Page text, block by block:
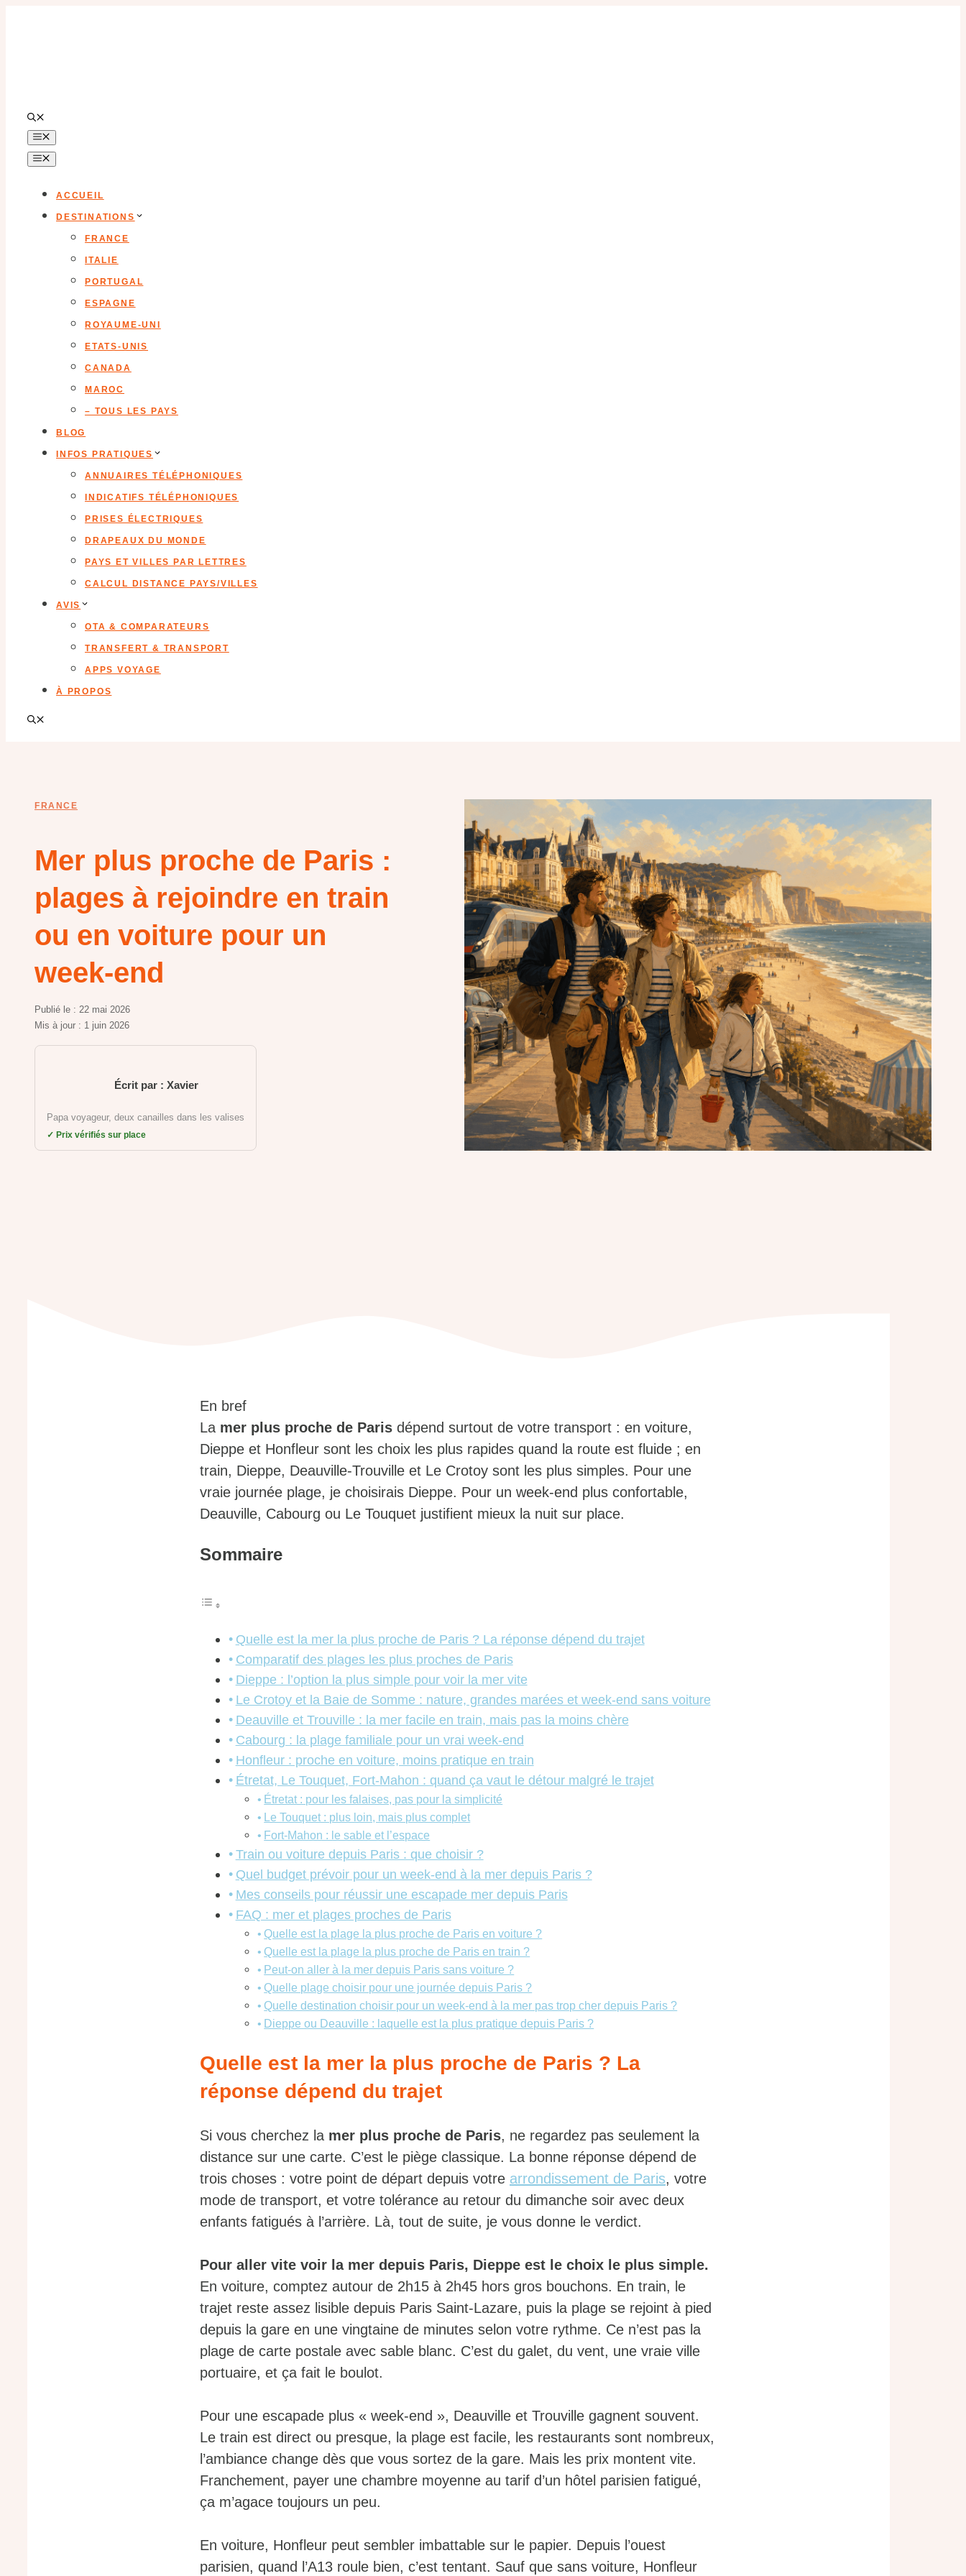
ACCUEIL
DESTINATIONS
FRANCE
ITALIE
PORTUGAL
ESPAGNE
ROYAUME-UNI
ETATS-UNIS
CANADA
MAROC
– TOUS LES PAYS
BLOG
INFOS PRATIQUES
ANNUAIRES TÉLÉPHONIQUES
INDICATIFS TÉLÉPHONIQUES
PRISES ÉLECTRIQUES
DRAPEAUX DU MONDE
PAYS ET VILLES PAR LETTRES
CALCUL DISTANCE PAYS/VILLES
AVIS
OTA & COMPARATEURS
TRANSFERT & TRANSPORT
APPS VOYAGE
À PROPOS
FRANCE
Mer plus proche de Paris :
plages à rejoindre en train
ou en voiture pour un
week-end
Publié le : 22 mai 2026
Mis à jour : 1 juin 2026
Écrit par : Xavier
Papa voyageur, deux canailles dans les valises
✓ Prix vérifiés sur place
En bref
La mer plus proche de Paris dépend surtout de votre transport : en voiture,
Dieppe et Honfleur sont les choix les plus rapides quand la route est fluide ; en
train, Dieppe, Deauville-Trouville et Le Crotoy sont les plus simples. Pour une
vraie journée plage, je choisirais Dieppe. Pour un week-end plus confortable,
Deauville, Cabourg ou Le Touquet justifient mieux la nuit sur place.
Sommaire
Quelle est la mer la plus proche de Paris ? La réponse dépend du trajet
Comparatif des plages les plus proches de Paris
Dieppe : l’option la plus simple pour voir la mer vite
Le Crotoy et la Baie de Somme : nature, grandes marées et week-end sans voiture
Deauville et Trouville : la mer facile en train, mais pas la moins chère
Cabourg : la plage familiale pour un vrai week-end
Honfleur : proche en voiture, moins pratique en train
Étretat, Le Touquet, Fort-Mahon : quand ça vaut le détour malgré le trajet
Étretat : pour les falaises, pas pour la simplicité
Le Touquet : plus loin, mais plus complet
Fort-Mahon : le sable et l’espace
Train ou voiture depuis Paris : que choisir ?
Quel budget prévoir pour un week-end à la mer depuis Paris ?
Mes conseils pour réussir une escapade mer depuis Paris
FAQ : mer et plages proches de Paris
Quelle est la plage la plus proche de Paris en voiture ?
Quelle est la plage la plus proche de Paris en train ?
Peut-on aller à la mer depuis Paris sans voiture ?
Quelle plage choisir pour une journée depuis Paris ?
Quelle destination choisir pour un week-end à la mer pas trop cher depuis Paris ?
Dieppe ou Deauville : laquelle est la plus pratique depuis Paris ?
Quelle est la mer la plus proche de Paris ? La
réponse dépend du trajet
Si vous cherchez la mer plus proche de Paris, ne regardez pas seulement la
distance sur une carte. C’est le piège classique. La bonne réponse dépend de
trois choses : votre point de départ depuis votre arrondissement de Paris, votre
mode de transport, et votre tolérance au retour du dimanche soir avec deux
enfants fatigués à l’arrière. Là, tout de suite, je vous donne le verdict.
Pour aller vite voir la mer depuis Paris, Dieppe est le choix le plus simple.
En voiture, comptez autour de 2h15 à 2h45 hors gros bouchons. En train, le
trajet reste assez lisible depuis Paris Saint-Lazare, puis la plage se rejoint à pied
depuis la gare en une vingtaine de minutes selon votre rythme. Ce n’est pas la
plage de carte postale avec sable blanc. C’est du galet, du vent, une vraie ville
portuaire, et ça fait le boulot.
Pour une escapade plus « week-end », Deauville et Trouville gagnent souvent.
Le train est direct ou presque, la plage est facile, les restaurants sont nombreux,
l’ambiance change dès que vous sortez de la gare. Mais les prix montent vite.
Franchement, payer une chambre moyenne au tarif d’un hôtel parisien fatigué,
ça m’agace toujours un peu.
En voiture, Honfleur peut sembler imbattable sur le papier. Depuis l’ouest
parisien, quand l’A13 roule bien, c’est tentant. Sauf que sans voiture, Honfleur